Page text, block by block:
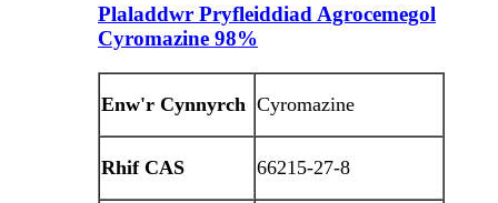
Plaladdwr Pryfleiddiad Agrocemegol
Cyromazine 98%
Enw'r Cynnyrch Cyromazine
Rhif CAS 66215-27-8